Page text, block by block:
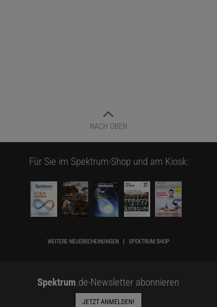
NACH OBEN
Für Sie im Spektrum-Shop und am Kiosk:
WEITERE NEUERSCHEINUNGEN SPEKTRUM SHOP
Spektrum.de-Newsletter abonnieren
JETZT ANMELDEN!